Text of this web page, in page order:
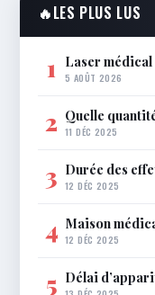
🔥LES PLUS LUS
1 Laser
5 AOÛT 2026
2 Quelle
11 DÉC 2025
3 Durée des
12 DÉC 2025
4 Maison
12 DÉC 2025
5 Délai